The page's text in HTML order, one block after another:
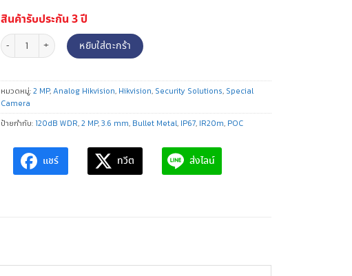
สินค้ารับประกัน 3 ปี
จำนวน กล้องวงจรปิดระบบอนาล็อค ทรงกระบอก/Bullet ความละเอียด 2 MP (Ultra-Low Light)
หยิบใส่ตะกร้า
หมวดหมู่:2 MP,Analog Hikvision, Hikvision, Security Solutions, Special
Camera
ป้ายกำกับ:120dB WDR,2 MP,3.6 mm, Bullet Metal, IP67, IR20m, POC
แชร์ ทวีต ส่งไลน์